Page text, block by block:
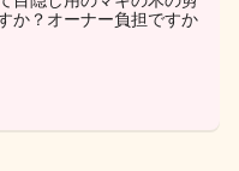
か？オーナー負担ですか